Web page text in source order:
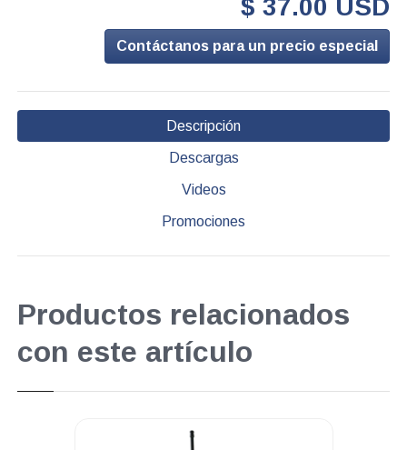
$ 37.00 USD
Contáctanos para un precio especial
Descripción
Descargas
Videos
Promociones
Productos relacionados
con este artículo